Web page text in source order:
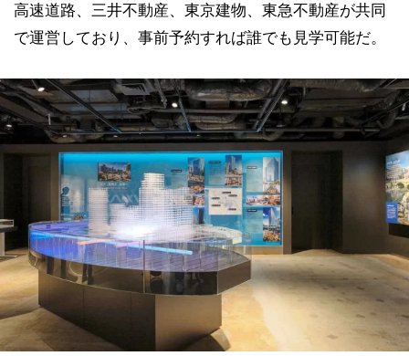
高速道路、三井不動産、東京建物、東急不動産が共同
で運営しており、事前予約すれば誰でも見学可能だ。